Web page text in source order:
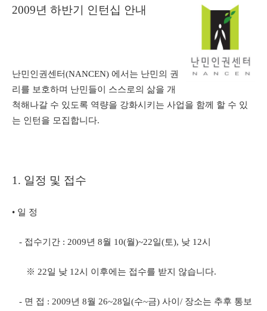
2009년 하반기 인턴십 안내
난민인권센터(NANCEN) 에서는 난민의 권
리를 보호하며 난민들이 스스로의 삶을 개
척해나갈 수 있도록 역량을 강화시키는 사업을 함께 할 수 있
는 인턴을 모집합니다.
1. 일정 및 접수
• 일 정
- 접수기간 : 2009년 8월 10(월)~22일(토), 낮 12시
※ 22일 낮 12시 이후에는 접수를 받지 않습니다.
- 면 접 : 2009년 8월 26~28일(수~금) 사이/ 장소는 추후 통보